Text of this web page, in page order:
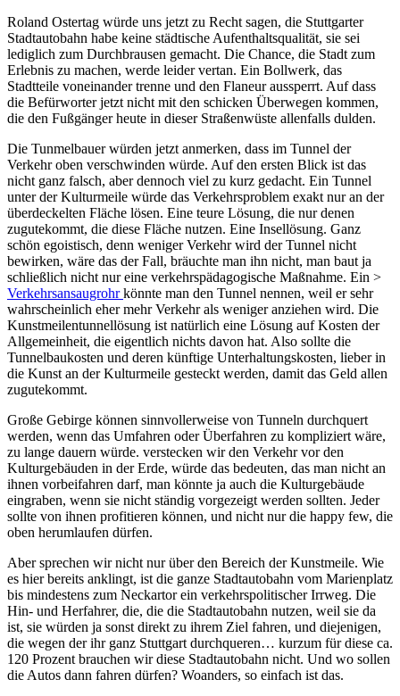
Roland Ostertag würde uns jetzt zu Recht sagen, die Stuttgarter
Stadtautobahn habe keine städtische Aufenthaltsqualität, sie sei
lediglich zum Durchbrausen gemacht. Die Chance, die Stadt zum
Erlebnis zu machen, werde leider vertan. Ein Bollwerk, das
Stadtteile voneinander trenne und den Flaneur aussperrt. Auf dass
die Befürworter jetzt nicht mit den schicken Überwegen kommen,
die den Fußgänger heute in dieser Straßenwüste allenfalls dulden.
Die Tunmelbauer würden jetzt anmerken, dass im Tunnel der
Verkehr oben verschwinden würde. Auf den ersten Blick ist das
nicht ganz falsch, aber dennoch viel zu kurz gedacht. Ein Tunnel
unter der Kulturmeile würde das Verkehrsproblem exakt nur an der
überdeckelten Fläche lösen. Eine teure Lösung, die nur denen
zugutekommt, die diese Fläche nutzen. Eine Insellösung. Ganz
schön egoistisch, denn weniger Verkehr wird der Tunnel nicht
bewirken, wäre das der Fall, bräuchte man ihn nicht, man baut ja
schließlich nicht nur eine verkehrspädagogische Maßnahme. Ein >
Verkehrsansaugrohrkönnte man den Tunnel nennen, weil er sehr
wahrscheinlich eher mehr Verkehr als weniger anziehen wird. Die
Kunstmeilentunnellösung ist natürlich eine Lösung auf Kosten der
Allgemeinheit, die eigentlich nichts davon hat. Also sollte die
Tunnelbaukosten und deren künftige Unterhaltungskosten, lieber in
die Kunst an der Kulturmeile gesteckt werden, damit das Geld allen
zugutekommt.
Große Gebirge können sinnvollerweise von Tunneln durchquert
werden, wenn das Umfahren oder Überfahren zu kompliziert wäre,
zu lange dauern würde. verstecken wir den Verkehr vor den
Kulturgebäuden in der Erde, würde das bedeuten, das man nicht an
ihnen vorbeifahren darf, man könnte ja auch die Kulturgebäude
eingraben, wenn sie nicht ständig vorgezeigt werden sollten. Jeder
sollte von ihnen profitieren können, und nicht nur die happy few, die
oben herumlaufen dürfen.
Aber sprechen wir nicht nur über den Bereich der Kunstmeile. Wie
es hier bereits anklingt, ist die ganze Stadtautobahn vom Marienplatz
bis mindestens zum Neckartor ein verkehrspolitischer Irrweg. Die
Hin- und Herfahrer, die, die die Stadtautobahn nutzen, weil sie da
ist, sie würden ja sonst direkt zu ihrem Ziel fahren, und diejenigen,
die wegen der ihr ganz Stuttgart durchqueren… kurzum für diese ca.
120 Prozent brauchen wir diese Stadtautobahn nicht. Und wo sollen
die Autos dann fahren dürfen? Woanders, so einfach ist das.